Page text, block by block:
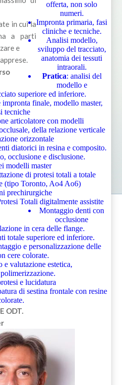
in cui la
a parti
e
offerta, non solo
numeri.
Impronta primaria, fasi
cliniche e tecniche.
Analisi modello,
sviluppo del tracciato,
anatomia dei tessuti
intraorali.
Pratica: analisi del
modello e
superiore ed inferiore.
finale, modello master,
tecniche
articolatore con modelli
della relazione verticale
orizzontale
diatorici in resina e composito.
occlusione e disclusione.
modelli master
di protesi totali a totale
(tipo Toronto, Ao4 Ao6)
prechirurgiche
Totali digitalmente assistite
Montaggio denti con
occlusione
in cera delle flange.
totale superiore ed inferiore.
e personalizzazione delle
cere colorate.
e valutazione estetica,
e lucidatura
di sestina frontale con resine
ODT.